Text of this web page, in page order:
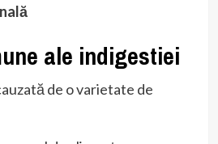
ale indigestiei
de o varietate de